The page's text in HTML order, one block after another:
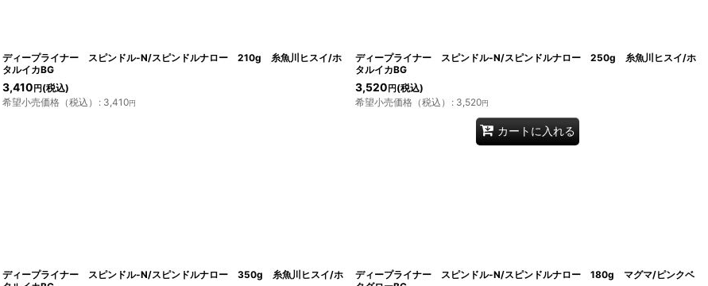
ディープライナー スピンドル-N/スピンドルナロー 210g 糸魚川ヒスイ/ホ
タルイカBG
3,410 円(税込)
希望小売価格（税込） : 3,410円
ディープライナー スピンドル-N/スピンドルナロー 250g 糸魚川ヒスイ/ホ
タルイカBG
3,520 円 (税込)
希望小売価格（税込） : 3,520円
カートに入れる
ディープライナー スピンドル-N/スピンドルナロー 350g 糸魚川ヒスイ/ホ
ディープライナー スピンドル-N/スピンドルナロー 180g マグマ/ピンクベ